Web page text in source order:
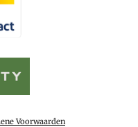
Voorwaarden